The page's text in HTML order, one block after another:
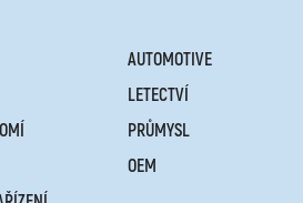
AUTOMOTIVE
LETECTVÍ
PRŮMYSL
OEM